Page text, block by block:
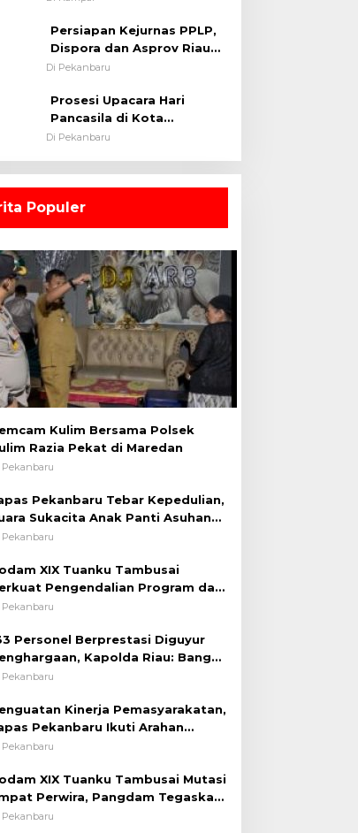
Persiapan Kejurnas PPLP,
Dispora dan Asprov Riau
Tinjau Kelayakan Rumput
Di Pekanbaru
Prosesi Upacara Hari
Pancasila di Kota
Pekanbaru Tetap Khidmat
Di Pekanbaru
Populer
Kulim Bersama Polsek
Razia Pekat di Maredan
Pekanbaru
Pekanbaru Tebar Kepedulian,
Sukacita Anak Panti Asuhan
Iringi Bantuan Sosial
Pekanbaru
XIX Tuanku Tambusai
Pengendalian Program dan
Doktrin TNI AD
Pekanbaru
Personel Berprestasi Diguyur
Kapolda Riau: Bangun
Publik dengan Karya
Pekanbaru
Kinerja Pemasyarakatan,
Pekanbaru Ikuti Arahan
Secara Virtual
Pekanbaru
XIX Tuanku Tambusai Mutasi
Perwira, Pangdam Tegaskan
untuk Perkuat Kinerja
Pekanbaru